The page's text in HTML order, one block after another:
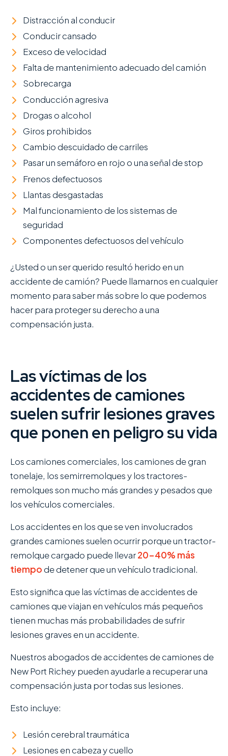
Distracción al conducir
Conducir cansado
Exceso de velocidad
Falta de mantenimiento adecuado del camión
Sobrecarga
Conducción agresiva
Drogas o alcohol
Giros prohibidos
Cambio descuidado de carriles
Pasar un semáforo en rojo o una señal de stop
Frenos defectuosos
Llantas desgastadas
Mal funcionamiento de los sistemas de
seguridad
Componentes defectuosos del vehículo
¿Usted o un ser querido resultó herido en un
accidente de camión? Puede llamarnos en cualquier
momento para saber más sobre lo que podemos
hacer para proteger su derecho a una
compensación justa.
Las víctimas de los
accidentes de camiones
suelen sufrir lesiones graves
que ponen en peligro su vida
Los camiones comerciales, los camiones de gran
tonelaje, los semirremolques y los tractores-
remolques son mucho más grandes y pesados que
los vehículos comerciales.
Los accidentes en los que se ven involucrados
grandes camiones suelen ocurrir porque un tractor-
remolque cargado puede llevar20-40% más
tiempode detener que un vehículo tradicional.
Esto significa que las víctimas de accidentes de
camiones que viajan en vehículos más pequeños
tienen muchas más probabilidades de sufrir
lesiones graves en un accidente.
Nuestros abogados de accidentes de camiones de
New Port Richey pueden ayudarle a recuperar una
compensación justa por todas sus lesiones.
Esto incluye:
Lesión cerebral traumática
Lesiones en cabeza y cuello